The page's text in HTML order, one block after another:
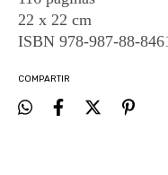
22 x 22 cm
ISBN 978-987-88-
COMPARTIR